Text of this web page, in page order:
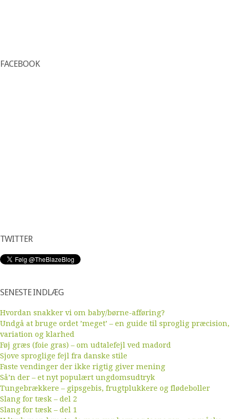
FACEBOOK
TWITTER
SENESTE INDLÆG
Hvordan snakker vi om baby/børne-afføring?
Undgå at bruge ordet ’meget’ – en guide til sproglig præcision,
variation og klarhed
Føj græs (foie gras) – om udtalefejl ved madord
Sjove sproglige fejl fra danske stile
Faste vendinger der ikke rigtig giver mening
Så’n der – et nyt populært ungdomsudtryk
Tungebrækkere – gipsgebis, frugtplukkere og flødeboller
Slang for tæsk – del 2
Slang for tæsk – del 1